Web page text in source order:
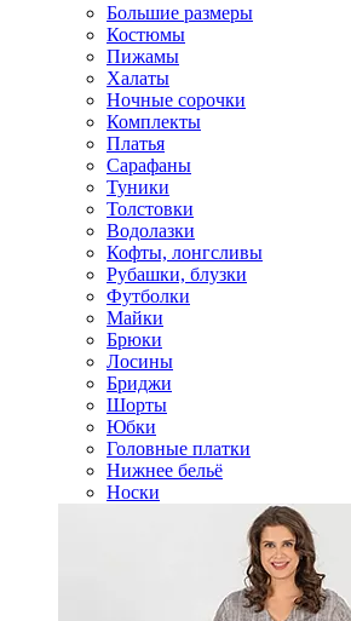
Большие размеры
Костюмы
Пижамы
Халаты
Ночные сорочки
Комплекты
Платья
Сарафаны
Туники
Толстовки
Водолазки
Кофты, лонгсливы
Рубашки, блузки
Футболки
Майки
Брюки
Лосины
Бриджи
Шорты
Юбки
Головные платки
Нижнее бельё
Носки